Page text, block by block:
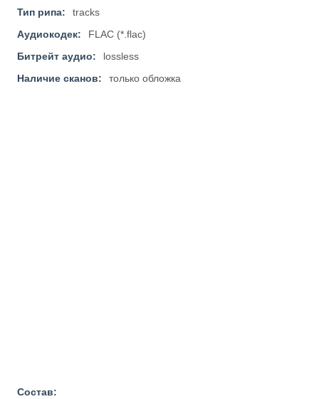
Тип рипа:
tracks
Аудиокодек:
FLAC (*.flac)
Битрейт аудио:
lossless
Наличие сканов:
только обложка
Состав: